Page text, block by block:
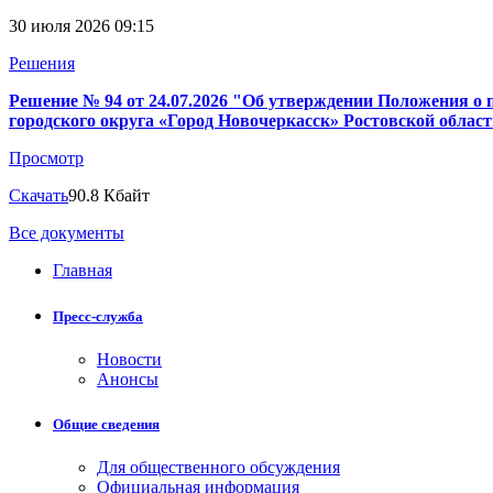
30 июля 2026 09:15
Решения
Решение № 94 от 24.07.2026 "Об утверждении Положения о
городского округа «Город Новочеркасск» Ростовской
Просмотр
Скачать90.8 Кбайт
Все документы
Главная
Пресс-служба
Новости
Анонсы
Общие сведения
Для общественного обсуждения
Официальная информация